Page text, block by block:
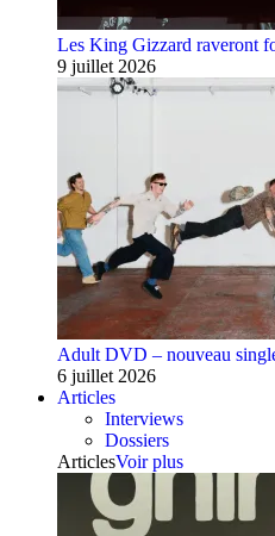
Les King Gizzard raveront
9 juillet 2026
Adult DVD – nouveau
6 juillet 2026
Articles
Interviews
Dossiers
ArticlesVoir plus